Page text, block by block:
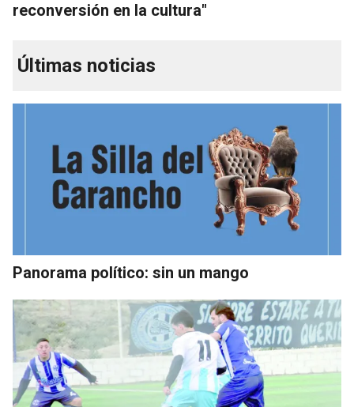
reconversión en la cultura"
Últimas noticias
Panorama político: sin un mango